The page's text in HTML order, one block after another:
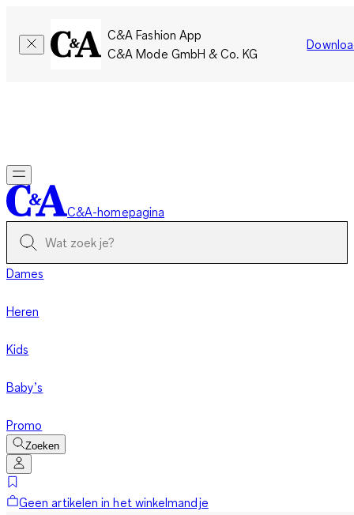
C&A Fashion App
C&A Mode GmbH & Co. KG
C&A-homepagina
Dames
Heren
Kids
Baby’s
Promo
Zoeken
Geen artikelen in het winkelmandje